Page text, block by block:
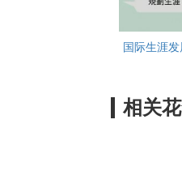
国际生涯
相关